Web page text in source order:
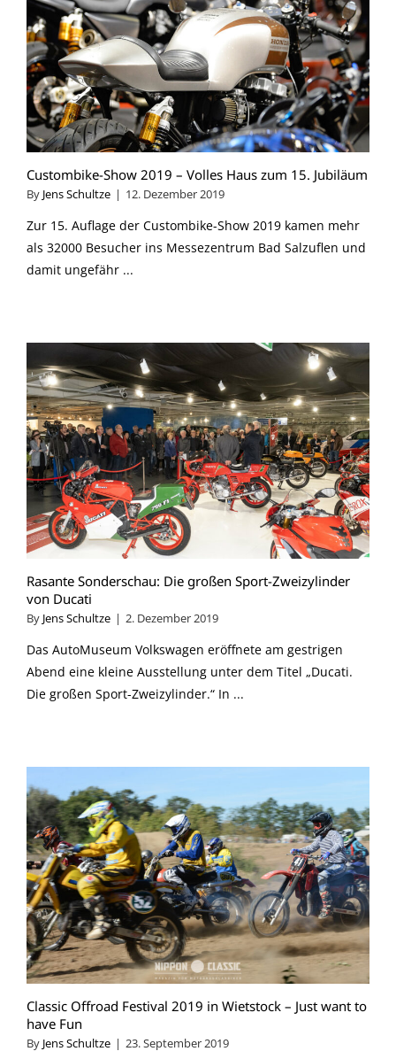
Custombike-Show 2019 – Volles Haus zum 15. Jubiläum
By Jens Schultze | 12. Dezember 2019
Zur 15. Auflage der Custombike-Show 2019 kamen mehr
als 32000 Besucher ins Messezentrum Bad Salzuflen und
damit ungefähr ...
Rasante Sonderschau: Die großen Sport-Zweizylinder
von Ducati
By Jens Schultze | 2. Dezember 2019
Das AutoMuseum Volkswagen eröffnete am gestrigen
Abend eine kleine Ausstellung unter dem Titel „Ducati.
Die großen Sport-Zweizylinder.“ In ...
Classic Offroad Festival 2019 in Wietstock – Just want to
have Fun
By Jens Schultze | 23. September 2019